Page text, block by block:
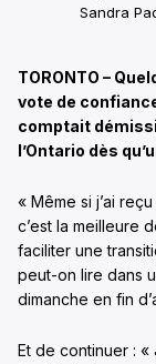
Sandra
TORONTO –
vote de
comptait
l’Ontario dès
« Même si j’ai
c’est la meilleure
faciliter une
peut-on lire dans
dimanche en fin
Et de continuer :